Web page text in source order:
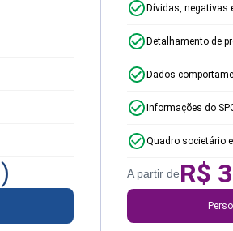
)
Dívidas, negativas
Detalhamento de
Dados
Informações do
Quadro societário
A partir deR$